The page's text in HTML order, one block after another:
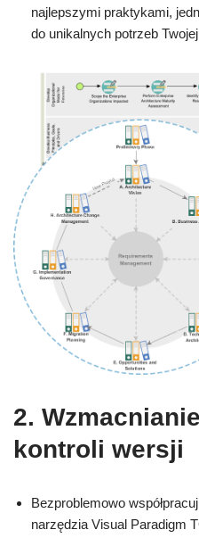
najlepszymi praktykami,
do unikalnych potrzeb
2.
kontroli wersji
Bezproblemowo
narzędzia Visual Paradigm